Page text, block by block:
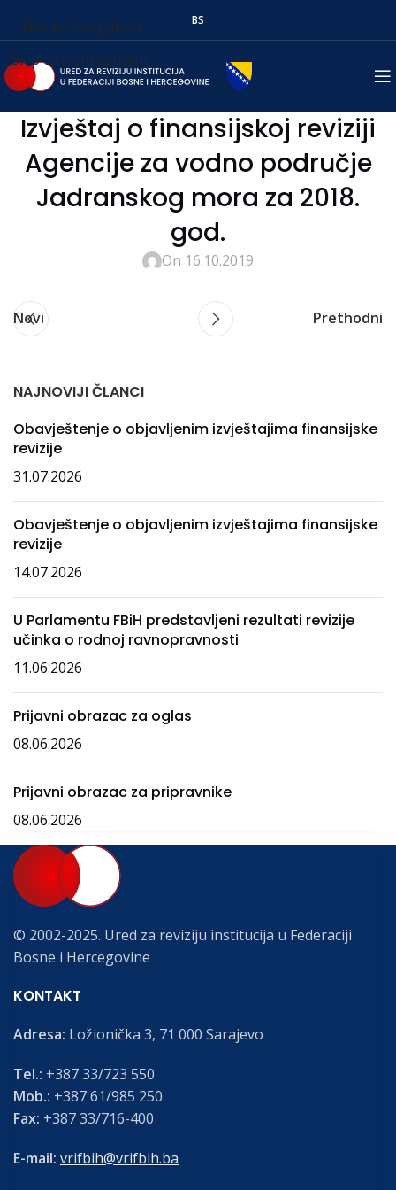
Skip to navigation
Skip to main content
BS
Izvještaj o finansijskoj reviziji
Agencije za vodno područje
Jadranskog mora za 2018.
god.
On 16.10.2019
Novi Prethodni
NAJNOVIJI ČLANCI
Obavještenje o objavljenim izvještajima finansijske
revizije
31.07.2026
Obavještenje o objavljenim izvještajima finansijske
revizije
14.07.2026
U Parlamentu FBiH predstavljeni rezultati revizije
učinka o rodnoj ravnopravnosti
11.06.2026
Prijavni obrazac za oglas
08.06.2026
Prijavni obrazac za pripravnike
08.06.2026
© 2002-2025. Ured za reviziju institucija u Federaciji
Bosne i Hercegovine
KONTAKT
Adresa: Ložionička 3, 71 000 Sarajevo
Tel.: +387 33/723 550
Mob.: +387 61/985 250
Fax: +387 33/716-400
E-mail: vrifbih@vrifbih.ba